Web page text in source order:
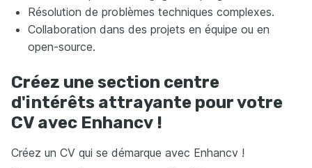
Résolution de problèmes techniques complexes.
Collaboration dans des projets en équipe ou en
open-source.
Créez une section centre
d'intérêts attrayante pour votre
CV avec Enhancv !
Créez un CV qui se démarque avec Enhancv !